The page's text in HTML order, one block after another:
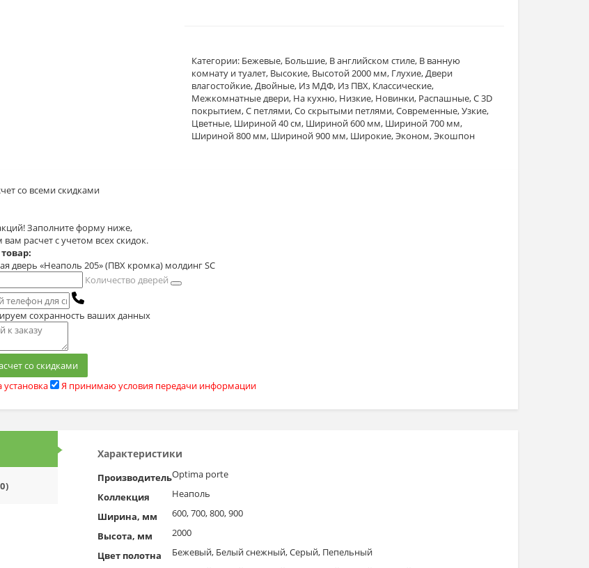
Категории: Бежевые, Большие, В английском стиле, В ванную
комнату и туалет, Высокие, Высотой 2000 мм, Глухие,Двери
влагостойкие,Двойные, Из МДФ, Из ПВХ, Классические,
Межкомнатные двери, На кухню, Низкие, Новинки, Распашные,С 3D
покрытием,С петлями,Со скрытыми петлями,Современные,Узкие,
Цветные, Шириной 40 см, Шириной 600 мм, Шириной 700 мм,
Шириной 800 мм, Шириной 900 мм, Широкие,Эконом,Экошпон
со всеми скидками
Заполните форму ниже,
расчет с учетом всех скидок.
дверь «Неаполь 205» (ПВХ кромка) молдинг SC
Количество дверей
сохранность ваших данных
со скидками
Я принимаю условия передачи информации
Характеристики
ПроизводительOptima porte
Коллекция
Неаполь
Ширина, мм
600, 700, 800, 900
Высота, мм
2000
Цвет полотна
Бежевый, Белый снежный, Серый, Пепельный